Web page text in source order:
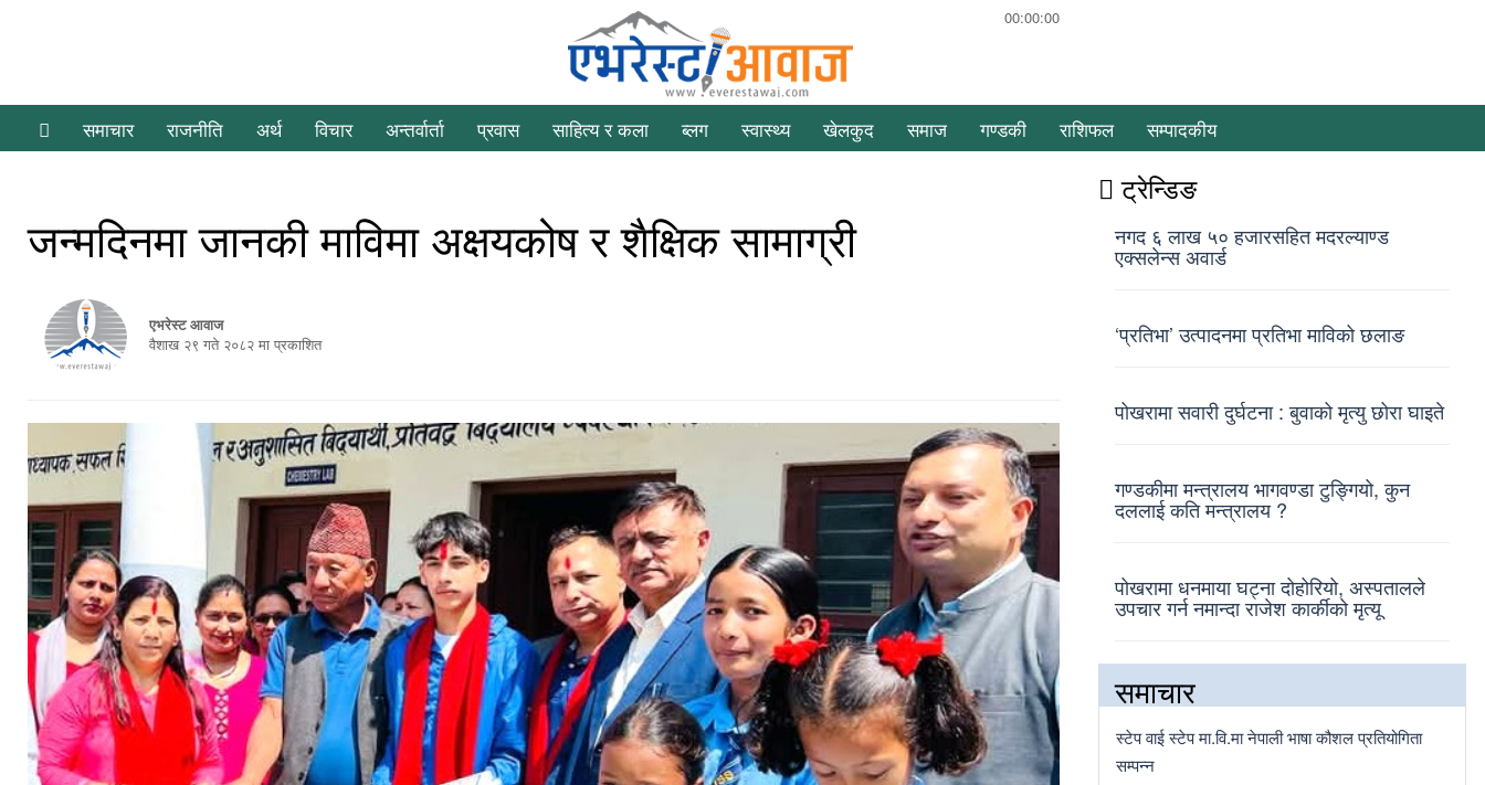
00:00:00
समाचार राजनीति अर्थ विचार अन्तर्वार्ता प्रवास साहित्य र कला ब्लग स्वास्थ्य खेलकुद समाज गण्डकी राशिफल सम्पादकीय
जन्मदिनमा जानकी माविमा अक्षयकोष र शैक्षिक सामाग्री
एभरेस्ट आवाज
वैशाख २९ गते २०८२ मा प्रकाशित
ट्रेन्डिङ
नगद ६ लाख ५० हजारसहित मदरल्याण्ड
एक्सलेन्स अवार्ड
‘प्रतिभा’ उत्पादनमा प्रतिभा माविको छलाङ
पोखरामा सवारी दुर्घटना : बुवाको मृत्यु छोरा घाइते
गण्डकीमा मन्त्रालय भागवण्डा टुङ्गियो, कुन
दललाई कति मन्त्रालय ?
पोखरामा धनमाया घट्ना दोहोरियो, अस्पतालले
उपचार गर्न नमान्दा राजेश कार्कीको मृत्यू
समाचार
स्टेप वाई स्टेप मा.वि.मा नेपाली भाषा कौशल प्रतियोगिता
सम्पन्न